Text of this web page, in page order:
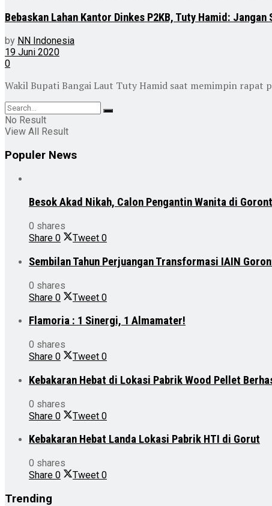
Bebaskan Lahan Kantor Dinkes P2KB, Tuty Hamid:
by NN Indonesia
19 Juni 2020
0
Wakil Bupati Bangai Laut Tuty Hamid saat memimpin rapat
No Result
View All Result
Populer News
Besok Akad Nikah, Calon Pengantin Wanita di
0 shares
Share 0 Tweet 0
Sembilan Tahun Perjuangan Transformasi IAIN
0 shares
Share 0 Tweet 0
Flamoria : 1 Sinergi, 1 Almamater!
0 shares
Share 0 Tweet 0
Kebakaran Hebat di Lokasi Pabrik Wood Pellet
0 shares
Share 0 Tweet 0
Kebakaran Hebat Landa Lokasi Pabrik HTI di Gorut
0 shares
Share 0 Tweet 0
Trending